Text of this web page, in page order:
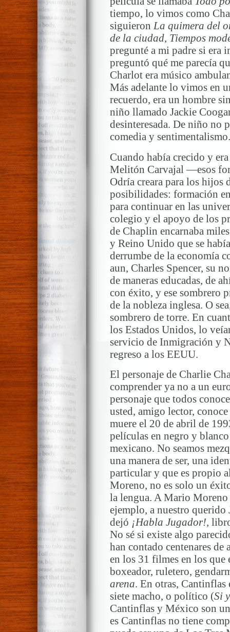
tiempo, lo vimos como
siguieron La quimera del
de la ciudad, Tiempos
pregunté a mi padre si era
preguntó qué me parecía
Charlot era músico
Más adelante lo vimos en
recuerdo, era un hombre
niño llamado Jackie
desinteresada. De niño no
comedia y sentimentalismo.
Cuando había crecido y
Melitón Carvajal —esos
Odría creara para los
posibilidades: formación
para continuar en las
colegio y el apoyo de los
de Chaplin encarnaba
y Reino Unido que se
derrumbe de la economía
aun, Charles Spencer, su
de maneras educadas, de
con éxito, y ese sombrero
de la nobleza inglesa. O
sombrero de torre. En
los Estados Unidos, lo
servicio de Inmigración y
regreso a los EEUU.
El personaje de Charlie
comprender ya no a un
personaje que todos
usted, amigo lector,
muere el 20 de abril de
películas en negro y
mexicano. No seamos
una manera de ser, una
particular y que es propio
Moreno, no es solo un
la lengua. A Mario Moreno
ejemplo, a nuestro querido
dejó ¡Habla Jugador!,
No sé si existe algo
han contado centenares de
en los 31 filmes en los que
boxeador, ruletero,
arena. En otras, Cantinflas
siete macho, o político (Si
Cantinflas y México son
es Cantinflas no tiene